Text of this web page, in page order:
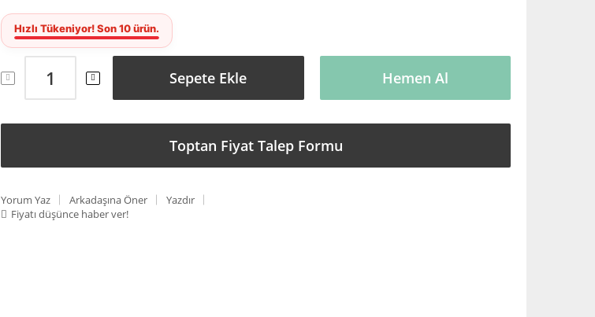
Sepete Ekle Hemen Al
Toptan Fiyat Talep Formu
Yorum Yaz Arkadaşına Öner
Yazdır
Fiyatı düşünce haber ver!